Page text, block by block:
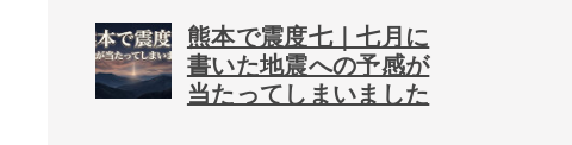
熊本で震度七｜七月に
書いた地震への予感が
当たってしまいました